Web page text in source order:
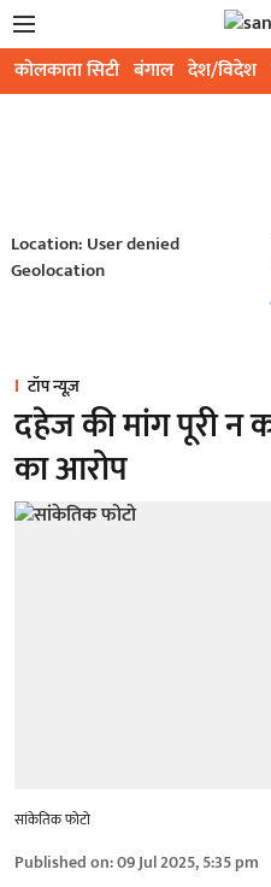
कोलकाता सिटी बंगाल देश/विदेश
Location: User denied
Geolocation
टॉप न्यूज़
दहेज की मांग पूरी न
का आरोप
सांकेतिक फोटो
Published on:09 Jul 2025, 5:35 pm